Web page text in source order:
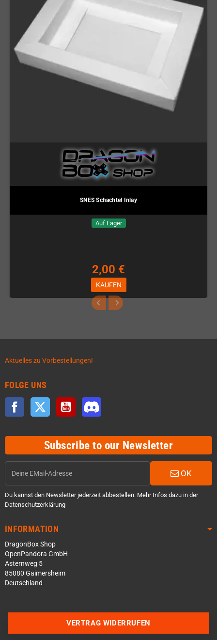
SNES Schachtel Inlay
Auf Lager
2,00 €
KAUFEN
Aktuelles zu Vorbestellungen!
FOLGE UNS
Facebook Twitter YouTube
Subscribe to our Newsletter
OK
Du kannst den Newsletter jederzeit abbestellen. Mehr Infos dazu in der
Datenschutzerklärung
INFORMATION
DragonBox Shop
OpenPandora GmbH
Asternweg 5
85080 Gaimersheim
Deutschland
Über WhatsApp schreiben
VERTRAG WIDERRUFEN